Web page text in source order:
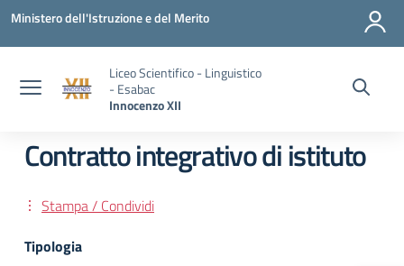
Vai ai contenuti
Vai al menu di navigazione
Vai al footer
Ministero dell'Istruzione e del Merito
Liceo Scientifico - Linguistico
- Esabac
Innocenzo XII
Contratto integrativo di istituto
Stampa / Condividi
Tipologia